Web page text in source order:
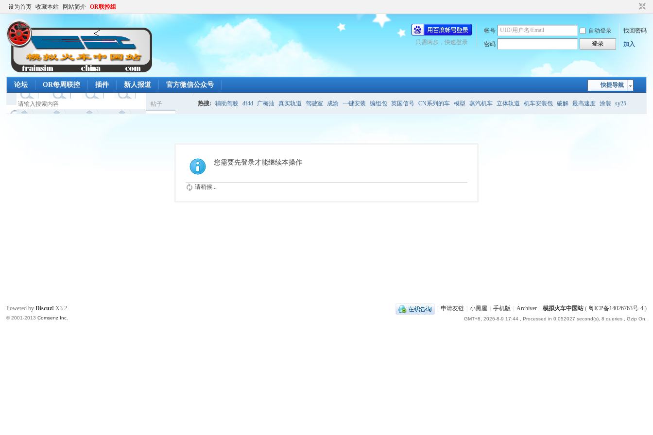
设为首页 收藏本站 网站简介 OR联控组
帐号 自动登录
找回密码
密码
登录 加入
只需两步，快速登录
快捷导航
论坛 OR每周联控 插件 新人报道 官方微信公众号
帖子 热搜: 辅助驾驶 df4d 广梅汕 真实轨道 驾驶室 成渝 一键安装 编组包 英国信号 CN系列的车 模型 蒸汽机车 立体轨道 机车安装包 破解 最高速度 涂装 sy25
您需要先登录才能继续本操作
请稍候...
申请友链 小黑屋 手机版 Archiver 模拟火车中国站( 粤ICP备14026763号-4)
GMT+8, 2026-8-9 17:44, Processed in 0.052027 second(s), 8 queries , Gzip On.
Powered byDiscuz! X3.2
© 2001-2013Comsenz Inc.